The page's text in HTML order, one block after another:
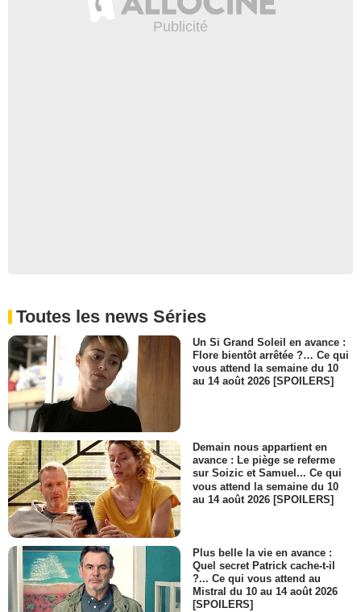
Toutes les news Séries
Un Si Grand Soleil en avance :
Flore bientôt arrêtée ?… Ce qui
vous attend la semaine du 10
au 14 août 2026 [SPOILERS]
Demain nous appartient en
avance : Le piège se referme
sur Soizic et Samuel... Ce qui
vous attend la semaine du 10
au 14 août 2026 [SPOILERS]
Plus belle la vie en avance :
Quel secret Patrick cache-t-il
?... Ce qui vous attend au
Mistral du 10 au 14 août 2026
[SPOILERS]